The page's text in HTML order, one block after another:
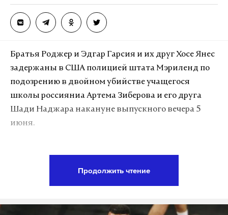
#безстраховки #москвасити #евразия #человек #паук
#spiderman #moscow #extrime
Публикация от александр (@irbis46) Июн 18 2017 в 2:30 PDT
отказались от идеи снять его с небоскреба, когда
поняли, что специальная лестница просто не
Братья Роджер и Эдгар Гарсия и их друг Хосе Янес
задержаны в США полицией штата Мэриленд по
подозрению в двойном убийстве учащегося
школы россияниа Артема Зиберова и его друга
Шади Наджара накануне выпускного вечера 5
июня.
убийстве и сговоре с целью убийства, сообщил
Продолжить чтение